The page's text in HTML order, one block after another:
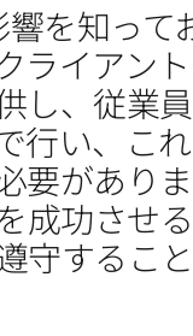
を知って
ライアン
し、従業
行い、こ
がありま
成功させ
守するこ